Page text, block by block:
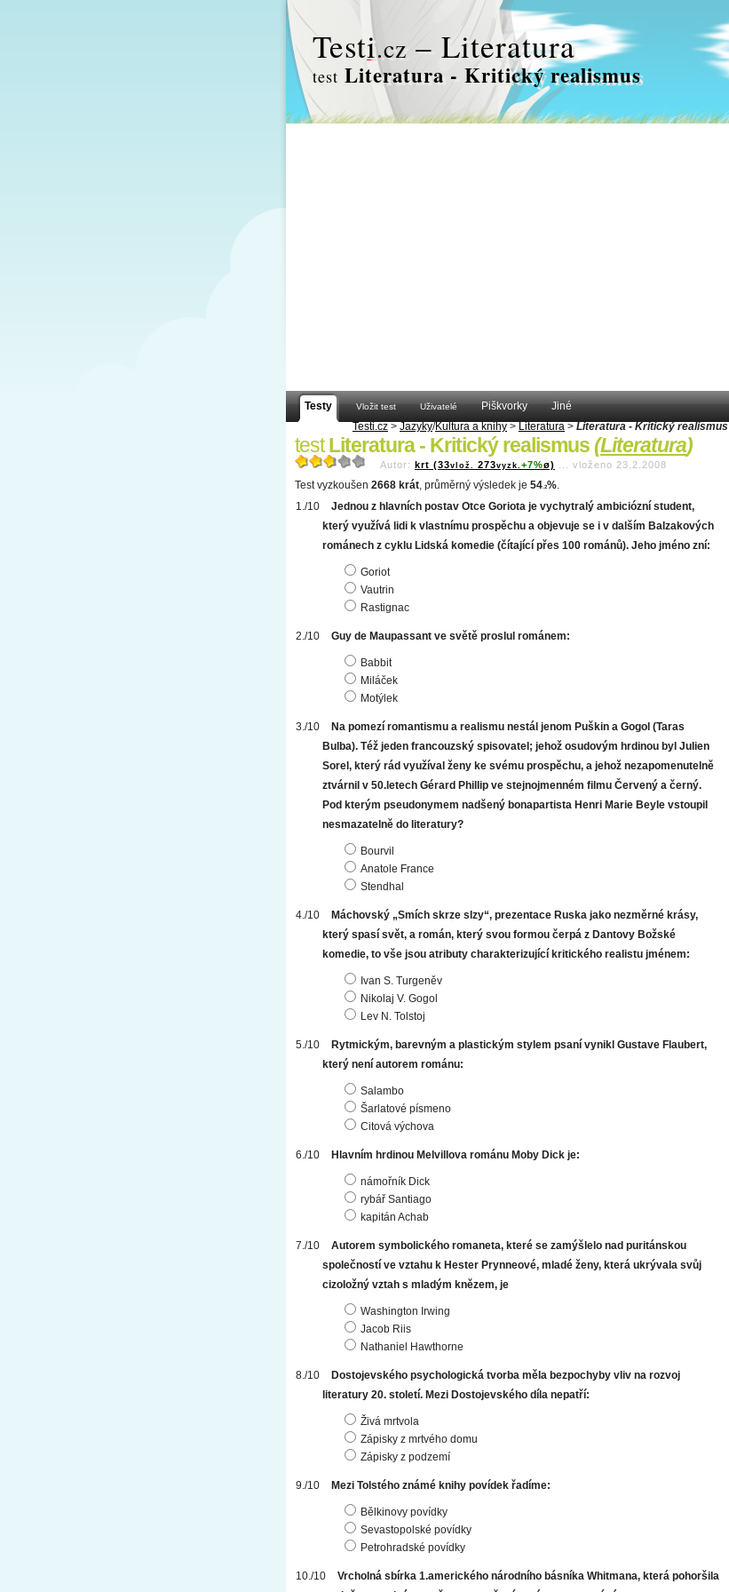
Testi.cz – Literatura
test Literatura - Kritický realismus
Testy Vložit test Uživatelé Piškvorky
Jiné
Testi.cz > Jazyky/Kultura a knihy > Literatura > Literatura - Kritický realismus
testLiteratura - Kritický realismus(Literatura)
Autor: krt (33vlož. 273vyzk. +7%ø) vloženo 23.2.2008
Test vyzkoušen 2668 krát, průměrný výsledek je 54 .2%.
Jednou z hlavních postav Otce Goriota je vychytralý ambiciózní student,
který využívá lidi k vlastnímu prospěchu a objevuje se i v dalším Balzakových
románech z cyklu Lidská komedie (čítající přes 100 románů). Jeho jméno zní:
Goriot
Vautrin
Rastignac
Guy de Maupassant ve světě proslul románem:
Babbit
Miláček
Motýlek
Na pomezí romantismu a realismu nestál jenom Puškin a Gogol (Taras
Bulba). Též jeden francouzský spisovatel; jehož osudovým hrdinou byl Julien
Sorel, který rád využíval ženy ke svému prospěchu, a jehož nezapomenutelně
ztvárnil v 50.letech Gérard Phillip ve stejnojmenném filmu Červený a černý.
Pod kterým pseudonymem nadšený bonapartista Henri Marie Beyle vstoupil
nesmazatelně do literatury?
Bourvil
Anatole France
Stendhal
Máchovský „Smích skrze slzy“, prezentace Ruska jako nezměrné krásy,
který spasí svět, a román, který svou formou čerpá z Dantovy Božské
komedie, to vše jsou atributy charakterizující kritického realistu jménem:
Ivan S. Turgeněv
Nikolaj V. Gogol
Lev N. Tolstoj
Rytmickým, barevným a plastickým stylem psaní vynikl Gustave Flaubert,
který není autorem románu:
Salambo
Šarlatové písmeno
Citová výchova
Hlavním hrdinou Melvillova románu Moby Dick je:
námořník Dick
rybář Santiago
kapitán Achab
Autorem symbolického romaneta, které se zamýšlelo nad puritánskou
společností ve vztahu k Hester Prynneové, mladé ženy, která ukrývala svůj
cizoložný vztah s mladým knězem, je
Washington Irwing
Jacob Riis
Nathaniel Hawthorne
Dostojevského psychologická tvorba měla bezpochyby vliv na rozvoj
literatury 20. století. Mezi Dostojevského díla nepatří:
Živá mrtvola
Zápisky z mrtvého domu
Zápisky z podzemí
Mezi Tolstého známé knihy povídek řadíme:
Bělkinovy povídky
Sevastopolské povídky
Petrohradské povídky
Vrcholná sbírka 1.amerického národního básníka Whitmana, která pohoršila